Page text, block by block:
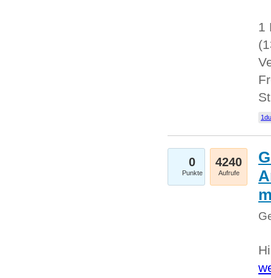
1
0
Punkte
4240
Aufrufe